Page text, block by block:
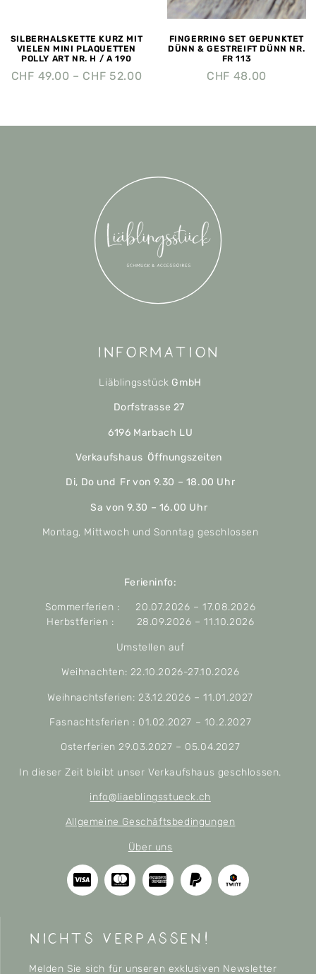
SILBERHALSKETTE KURZ MIT
VIELEN MINI PLAQUETTEN
POLLY ART NR. H / A 190
CHF 49.00 – CHF 52.00
FINGERRING SET GEPUNKTET
DÜNN & GESTREIFT DÜNN NR.
FR 113
CHF 48.00
Information
Liäblingsstück GmbH
Dorfstrasse 27
6196 Marbach LU
Verkaufshaus Öffnungszeiten
Di, Do und Fr von 9.30 – 18.00 Uhr
Sa von 9.30 – 16.00 Uhr
Montag, Mittwoch und Sonntag geschlossen
Ferieninfo:
Sommerferien : 20.07.2026 – 17.08.2026
Herbstferien : 28.09.2026 – 11.10.2026
Umstellen auf
Weihnachten: 22.10.2026-27.10.2026
Weihnachtsferien: 23.12.2026 – 11.01.2027
Fasnachtsferien : 01.02.2027 – 10.2.2027
Osterferien 29.03.2027 – 05.04.2027
In dieser Zeit bleibt unser Verkaufshaus geschlossen.
info@liaeblingsstueck.ch
Allgemeine Geschäftsbedingungen
Über uns
nichts verpassen!
Melden Sie sich für unseren exklusiven Newsletter